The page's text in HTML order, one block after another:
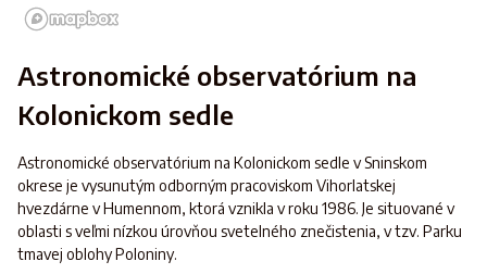
Astronomické observatórium na
Kolonickom sedle
Astronomické observatórium na Kolonickom sedle v Sninskom
okrese je vysunutým odborným pracoviskom Vihorlatskej
hvezdárne v Humennom, ktorá vznikla v roku 1986. Je situované v
oblasti s veľmi nízkou úrovňou svetelného znečistenia, v tzv. Parku
tmavej oblohy Poloniny.